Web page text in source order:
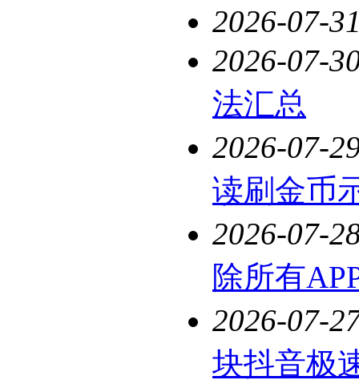
2026-07-
2026-07-
法汇总
2026-07-
读刷金币
2026-07-
除所有
2026-07-
块抖音极